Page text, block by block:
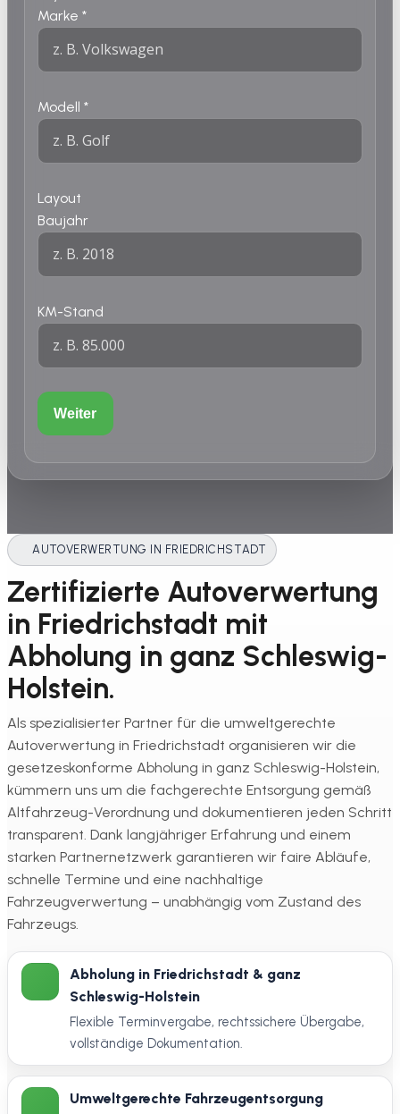
Marke *
Modell *
Layout
Baujahr
KM-Stand
Weiter
AUTOVERWERTUNG IN FRIEDRICHSTADT
Zertifizierte Autoverwertung
in Friedrichstadt mit
Abholung in ganz Schleswig-
Holstein.
Als spezialisierter Partner für die umweltgerechte
Autoverwertung in Friedrichstadt organisieren wir die
gesetzeskonforme Abholung in ganz Schleswig-Holstein,
kümmern uns um die fachgerechte Entsorgung gemäß
Altfahrzeug-Verordnung und dokumentieren jeden Schritt
transparent. Dank langjähriger Erfahrung und einem
starken Partnernetzwerk garantieren wir faire Abläufe,
schnelle Termine und eine nachhaltige
Fahrzeugverwertung – unabhängig vom Zustand des
Fahrzeugs.
Abholung in Friedrichstadt & ganz
Schleswig-Holstein
Flexible Terminvergabe, rechtssichere Übergabe,
vollständige Dokumentation.
Umweltgerechte Fahrzeugentsorgung